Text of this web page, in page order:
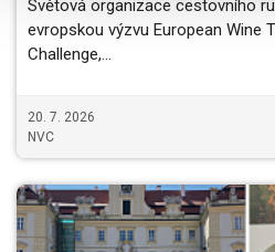
Světová organizace cestovního
evropskou výzvu European Wine
Challenge,…
20. 7. 2026
NVC